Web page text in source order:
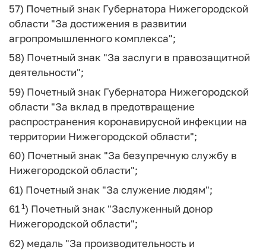
57) Почетный знак Губернатора Нижегородской
области "За достижения в развитии
агропромышленного комплекса";
58) Почетный знак "За заслуги в правозащитной
деятельности";
59) Почетный знак Губернатора Нижегородской
области "За вклад в предотвращение
распространения коронавирусной инфекции на
территории Нижегородской области";
60) Почетный знак "За безупречную службу в
Нижегородской области";
61) Почетный знак "За служение людям";
61 1) Почетный знак "Заслуженный донор
Нижегородской области";
62) медаль "За производительность и